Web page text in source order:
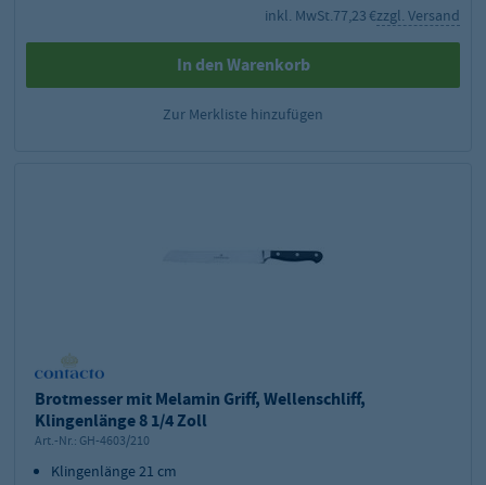
inkl. MwSt.77,23 €zzgl. Versand
In den Warenkorb
Zur Merkliste hinzufügen
Brotmesser mit Melamin Griff, Wellenschliff,
Klingenlänge 8 1/4 Zoll
Art.-Nr.: GH-4603/210
Klingenlänge 21 cm